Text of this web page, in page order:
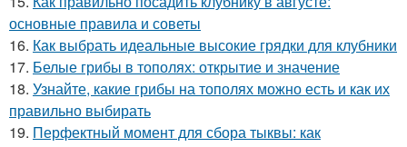
основные правила и советы
16. Как выбрать идеальные высокие грядки для клубники
17. Белые грибы в тополях: открытие и значение
18. Узнайте, какие грибы на тополях можно есть и как их
правильно выбирать
19. Перфектный момент для сбора тыквы: как